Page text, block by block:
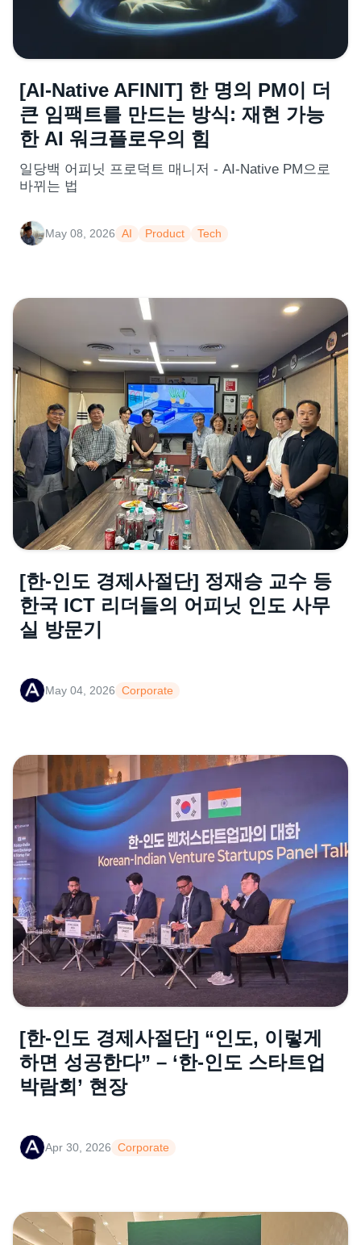
[AI-Native AFINIT] 한 명의 PM이 더
큰 임팩트를 만드는 방식: 재현 가능
한 AI 워크플로우의 힘
일당백 어피닛 프로덕트 매니저 - AI-Native PM으로
바뀌는 법
May 08, 2026 AI Product Tech
[한-인도 경제사절단] 정재승 교수 등
한국 ICT 리더들의 어피닛 인도 사무
실 방문기
May 04, 2026 Corporate
[한-인도 경제사절단] “인도, 이렇게
하면 성공한다” – ‘한-인도 스타트업
박람회’ 현장
Apr 30, 2026 Corporate